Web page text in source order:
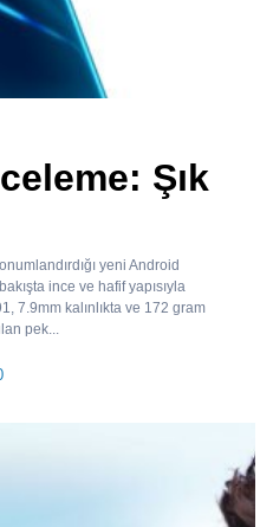
Şık
yeni Android
ince ve hafif yapısıyla
7.9mm kalınlıkta ve 172 gram
pek...